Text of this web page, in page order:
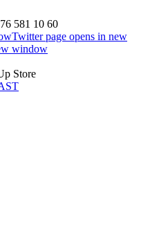
581 10 60
Twitter page opens in new
window
Store